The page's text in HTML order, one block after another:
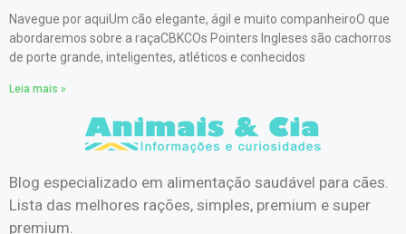
Navegue por aquiUm cão elegante, ágil e muito companheiroO que
abordaremos sobre a raçaCBKCOs Pointers Ingleses são cachorros
de porte grande, inteligentes, atléticos e conhecidos
Leia mais »
Blog especializado em alimentação saudável para cães.
Lista das melhores rações, simples, premium e super
premium.